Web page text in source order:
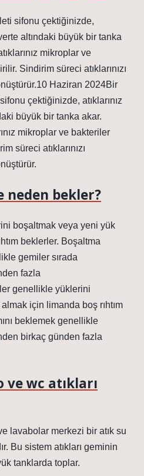
sifonu çektiğinizde,
altındaki büyük bir tanka
mikroplar ve
Sindirim süreci atıklarınızı
Haziran 2024Bir
çektiğinizde, atıklarınız
büyük bir tanka akar.
mikroplar ve bakteriler
süreci atıklarınızı
neden bekler?
boşaltmak veya yeni yük
beklerler. Boşaltma
gemiler sırada
fazla
genellikle yüklerini
için limanda boş rıhtım
beklemek genellikle
birkaç günden fazla
wc atıkları
lavabolar merkezi bir atık su
Bu sistem atıkları geminin
tanklarda toplar.